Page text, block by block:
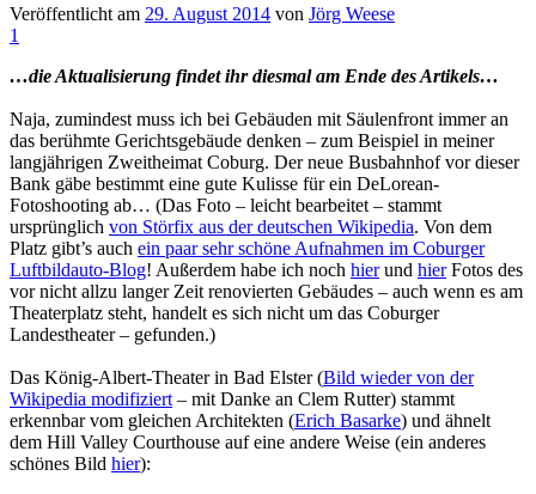
Veröffentlicht am 29. August 2014 von Jörg Weese
1
…die Aktualisierung findet ihr diesmal am Ende des Artikels…
Naja, zumindest muss ich bei Gebäuden mit Säulenfront immer an
das berühmte Gerichtsgebäude denken – zum Beispiel in meiner
langjährigen Zweitheimat Coburg. Der neue Busbahnhof vor dieser
Bank gäbe bestimmt eine gute Kulisse für ein DeLorean-
Fotoshooting ab… (Das Foto – leicht bearbeitet – stammt
ursprünglich von Störfix aus der deutschen Wikipedia. Von dem
Platz gibt’s auch ein paar sehr schöne Aufnahmen im Coburger
Luftbildauto-Blog! Außerdem habe ich noch hierund hierFotos des
vor nicht allzu langer Zeit renovierten Gebäudes – auch wenn es am
Theaterplatz steht, handelt es sich nicht um das Coburger
Landestheater – gefunden.)
Das König-Albert-Theater in Bad Elster (Bild wieder von der
Wikipedia modifiziert – mit Danke an Clem Rutter) stammt
erkennbar vom gleichen Architekten (Erich Basarke) und ähnelt
dem Hill Valley Courthouse auf eine andere Weise (ein anderes
schönes Bild hier):